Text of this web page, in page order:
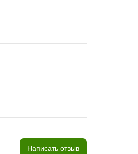
Написать отзыв